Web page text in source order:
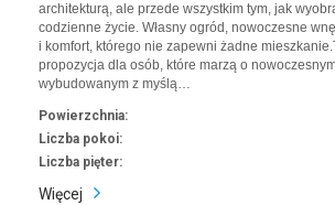
architekturą, ale przede wszystkim tym, jak
codzienne życie. Własny ogród, nowoczesne
i komfort, którego nie zapewni żadne
propozycja dla osób, które marzą o
wybudowanym z myślą…
Powierzchnia:
Liczba pokoi:
Liczba pięter:
Więcej